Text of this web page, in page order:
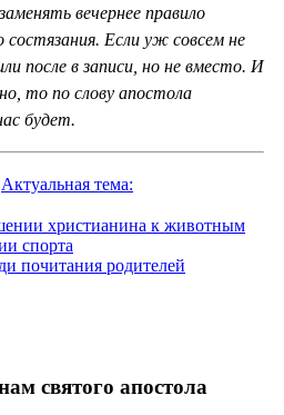
вечернее правило
Если уж совсем не
после в записи, но не вместо. И
то по слову апостола
будет.
Актуальная тема:
христианина к животным
спорта
почитания родителей
святого апостола